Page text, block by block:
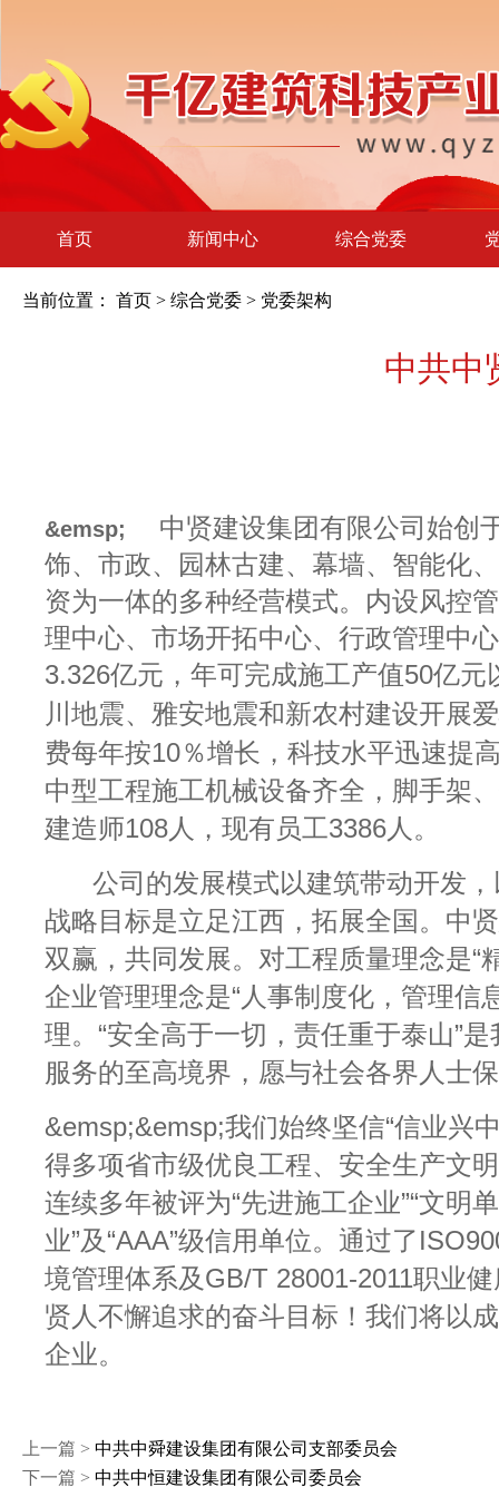
首页 新闻中心 综合党委
当前位置： 首页 > 综合党委 > 党委架构
中共中
&emsp; 中贤建设集团有限公司始创
饰、市政、园林古建、幕墙、智能化
资为一体的多种经营模式。内设风控
理中心、市场开拓中心、行政管理中
3.326亿元 ， 年可完成施工产值50亿元
川地震、雅安地震和新农村建设开展
费每年按10％增长，科技水平迅速提
中型工程施工机械设备齐全，脚手架
建造师108人，现有员工3386人。
公司的发展模式以建筑带动开发
战略目标是立足江西，拓展全国。中
双赢，共同发展。对工程质量理念是“
企业管理理念是“人事制度化，管理信
理。“安全高于一切，责任重于泰山”
服务的至高境界，愿与社会各界人士
&emsp;&emsp;我们始终坚信“信业兴
得多项省市级优良工程、安全生产文
连续多年被评为“先进施工企业”“文明
业”及“AAA”级信用单位。通过了
境管理体系及GB/T 28001-2011职业
贤人不懈追求的奋斗目标！我们将以
企业。
上一篇 > 中共中舜建设集团有限公司支部委员会
下一篇 > 中共中恒建设集团有限公司委员会